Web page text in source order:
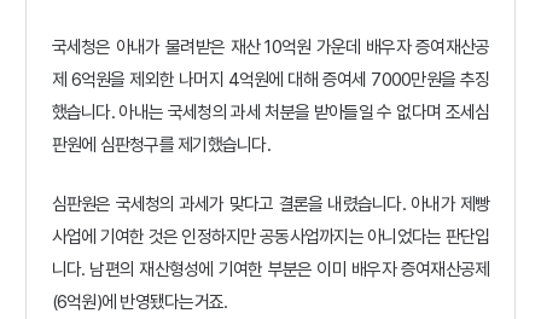
국세청은 아내가 물려받은 재산 10억원 가운데 배우자 증여재산공
제 6억원을 제외한 나머지 4억원에 대해 증여세 7000만원을 추징
했습니다. 아내는 국세청의 과세 처분을 받아들일 수 없다며 조세심
판원에 심판청구를 제기했습니다.
심판원은 국세청의 과세가 맞다고 결론을 내렸습니다. 아내가 제빵
사업에 기여한 것은 인정하지만 공동사업까지는 아니었다는 판단입
니다. 남편의 재산형성에 기여한 부분은 이미 배우자 증여재산공제
(6억원)에 반영됐다는거죠.